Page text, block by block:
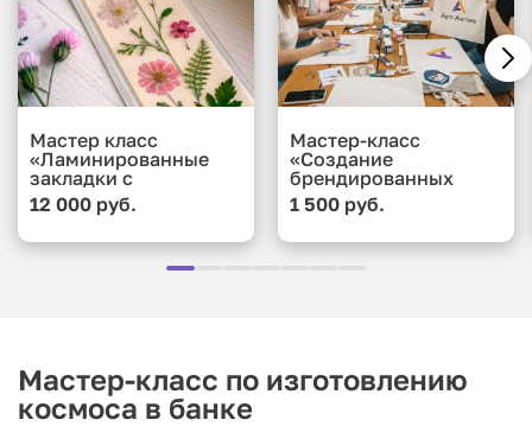
Мастер класс
«Ламинированные
закладки с
сухоцветами и
коллажами»
12 000 руб.
Мастер-класс
«Создание
брендированных
подушек»
1 500 руб.
Мастер-класс по изготовлению
космоса в банке